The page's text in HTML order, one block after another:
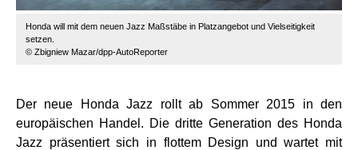
Honda will mit dem neuen Jazz Maßstäbe in Platzangebot und Vielseitigkeit
setzen.
© Zbigniew Mazar/dpp-AutoReporter
Der neue Honda Jazz rollt ab Sommer 2015 in den
europäischen Handel. Die dritte Generation des Honda
Jazz präsentiert sich in flottem Design und wartet mit